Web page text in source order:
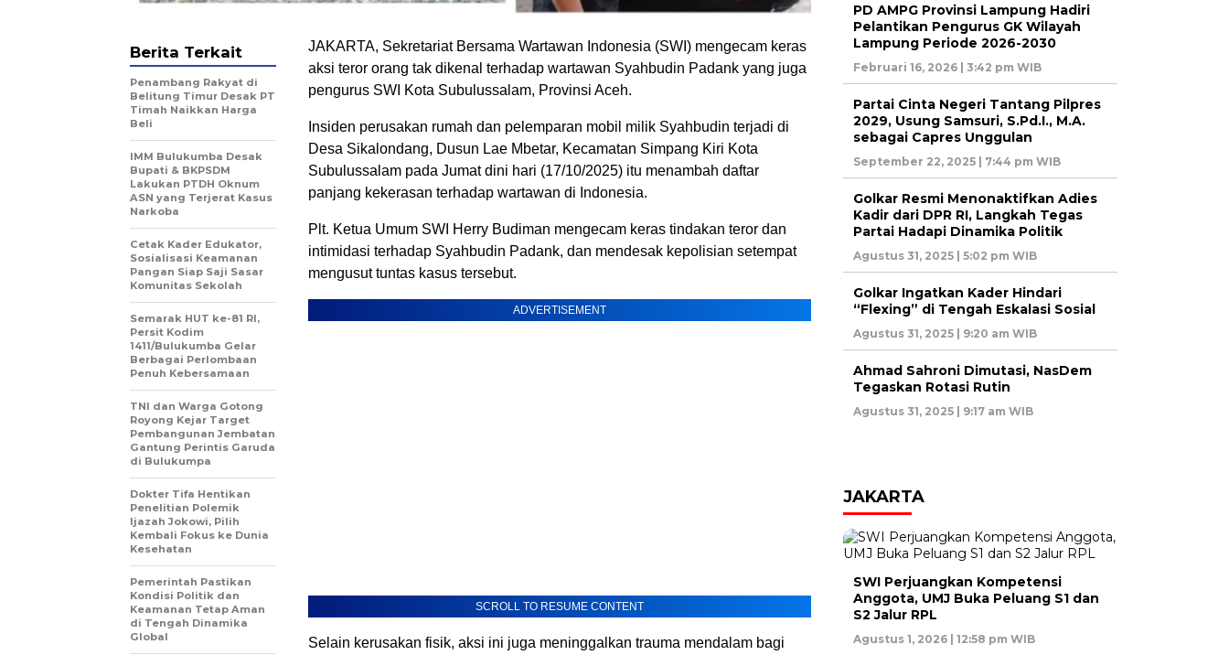
JAKARTA, Sekretariat Bersama Wartawan Indonesia (SWI) mengecam keras
aksi teror orang tak dikenal terhadap wartawan Syahbudin Padank yang juga
pengurus SWI Kota Subulussalam, Provinsi Aceh.
Insiden perusakan rumah dan pelemparan mobil milik Syahbudin terjadi di
Desa Sikalondang, Dusun Lae Mbetar, Kecamatan Simpang Kiri Kota
Subulussalam pada Jumat dini hari (17/10/2025) itu menambah daftar
panjang kekerasan terhadap wartawan di Indonesia.
Plt. Ketua Umum SWI Herry Budiman mengecam keras tindakan teror dan
intimidasi terhadap Syahbudin Padank, dan mendesak kepolisian setempat
mengusut tuntas kasus tersebut.
ADVERTISEMENT
SCROLL TO RESUME CONTENT
Selain kerusakan fisik, aksi ini juga meninggalkan trauma mendalam bagi
Berita Terkait
Penambang Rakyat di
Belitung Timur Desak PT
Timah Naikkan Harga
Beli
IMM Bulukumba Desak
Bupati & BKPSDM
Lakukan PTDH Oknum
ASN yang Terjerat Kasus
Narkoba
Cetak Kader Edukator,
Sosialisasi Keamanan
Pangan Siap Saji Sasar
Komunitas Sekolah
Semarak HUT ke-81 RI,
Persit Kodim
1411/Bulukumba Gelar
Berbagai Perlombaan
Penuh Kebersamaan
TNI dan Warga Gotong
Royong Kejar Target
Pembangunan Jembatan
Gantung Perintis Garuda
di Bulukumpa
Dokter Tifa Hentikan
Penelitian Polemik
Ijazah Jokowi, Pilih
Kembali Fokus ke Dunia
Kesehatan
Pemerintah Pastikan
Kondisi Politik dan
Keamanan Tetap Aman
di Tengah Dinamika
Global
PD AMPG Provinsi Lampung Hadiri
Pelantikan Pengurus GK Wilayah
Lampung Periode 2026-2030
Februari 16, 2026 | 3:42 pm WIB
Partai Cinta Negeri Tantang Pilpres
2029, Usung Samsuri, S.Pd.I., M.A.
sebagai Capres Unggulan
September 22, 2025 | 7:44 pm WIB
Golkar Resmi Menonaktifkan Adies
Kadir dari DPR RI, Langkah Tegas
Partai Hadapi Dinamika Politik
Agustus 31, 2025 | 5:02 pm WIB
Golkar Ingatkan Kader Hindari
“Flexing” di Tengah Eskalasi Sosial
Agustus 31, 2025 | 9:20 am WIB
Ahmad Sahroni Dimutasi, NasDem
Tegaskan Rotasi Rutin
Agustus 31, 2025 | 9:17 am WIB
JAKARTA
SWI Perjuangkan Kompetensi
Anggota, UMJ Buka Peluang S1 dan
S2 Jalur RPL
Agustus 1, 2026 | 12:58 pm WIB